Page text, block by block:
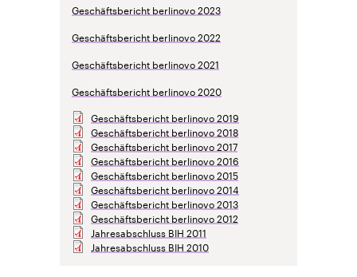
Geschäftsbericht berlinovo 2023
Geschäftsbericht berlinovo 2022
Geschäftsbericht berlinovo 2021
Geschäftsbericht berlinovo 2020
Geschäftsbericht berlinovo 2019
Geschäftsbericht berlinovo 2018
Geschäftsbericht berlinovo 2017
Geschäftsbericht berlinovo 2016
Geschäftsbericht berlinovo 2015
Geschäftsbericht berlinovo 2014
Geschäftsbericht berlinovo 2013
Geschäftsbericht berlinovo 2012
Jahresabschluss BIH 2011
Jahresabschluss BIH 2010